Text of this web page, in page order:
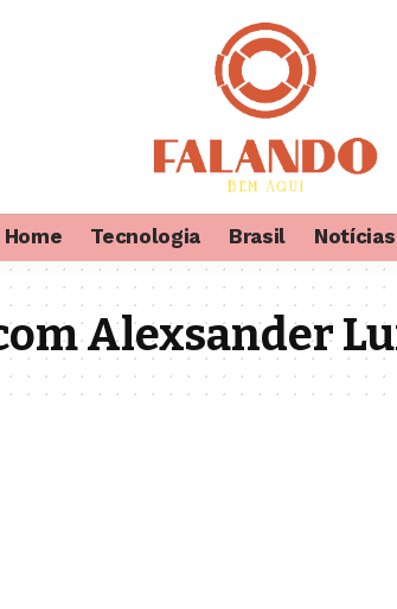
Home Tecnologia Brasil Notícias
Alexsander